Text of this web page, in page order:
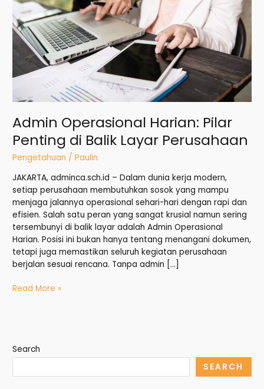
Admin Operasional Harian: Pilar
Penting di Balik Layar Perusahaan
Pengetahuan /Paulin
JAKARTA, adminca.sch.id – Dalam dunia kerja modern,
setiap perusahaan membutuhkan sosok yang mampu
menjaga jalannya operasional sehari-hari dengan rapi dan
efisien. Salah satu peran yang sangat krusial namun sering
tersembunyi di balik layar adalah Admin Operasional
Harian. Posisi ini bukan hanya tentang menangani dokumen,
tetapi juga memastikan seluruh kegiatan perusahaan
berjalan sesuai rencana. Tanpa admin […]
Balik
Layar
Perusahaan
Read More »
Search
SEARCH